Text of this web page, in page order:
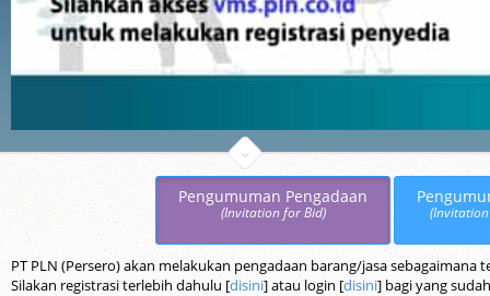
Pengumuman Pengadaan
(Invitation for Bid)
PT PLN (Persero) akan melakukan pengadaan barang/jasa
Silakan registrasi terlebih dahulu [disini] atau login [disini] bagi yang